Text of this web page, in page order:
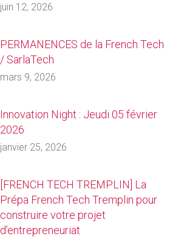
juin 12, 2026
PERMANENCES de la French Tech
/ SarlaTech
mars 9, 2026
Innovation Night : Jeudi 05 février
2026
janvier 25, 2026
[FRENCH TECH TREMPLIN] La
Prépa French Tech Tremplin pour
construire votre projet
d’entrepreneuriat